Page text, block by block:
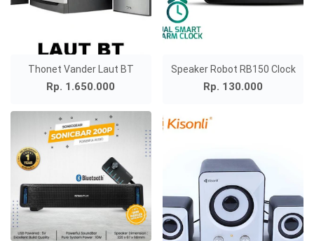
Thonet Vander Laut BT
Rp. 1.650.000
Speaker Robot RB150 Clock
Rp. 130.000